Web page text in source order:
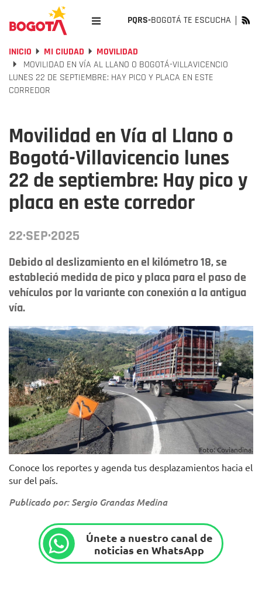
PQRS-BOGOTÁ TE ESCUCHA
INICIO MI CIUDAD
MOVILIDAD
MOVILIDAD EN VÍA AL LLANO O BOGOTÁ-VILLAVICENCIO
LUNES 22 DE SEPTIEMBRE: HAY PICO Y PLACA EN ESTE
CORREDOR
Movilidad en Vía al Llano o
Bogotá-Villavicencio lunes
22 de septiembre: Hay pico y
placa en este corredor
22·SEP·2025
Debido al deslizamiento en el kilómetro 18, se
estableció medida de pico y placa para el paso de
vehículos por la variante con conexión a la antigua
vía.
Foto: Coviandina.
Conoce los reportes y agenda tus desplazamientos hacia el
sur del país.
Publicado por: Sergio Grandas Medina
Únete a nuestro canal de
noticias en WhatsApp